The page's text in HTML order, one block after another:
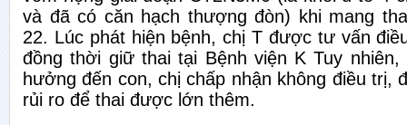
và đã có căn hạch thượng đòn) khi mang
22. Lúc phát hiện bệnh, chị T được tư vấn
đồng thời giữ thai tại Bệnh viện K Tuy
hưởng đến con, chị chấp nhận không điều trị,
rủi ro để thai được lớn thêm.